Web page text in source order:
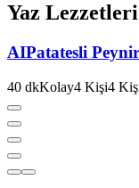
Yaz Lezzetleri
AIPatatesli
40 dkKolay4 Kişi4